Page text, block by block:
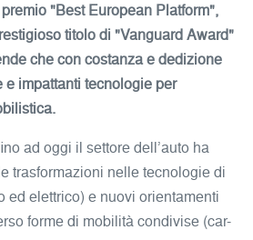
"Best European Platform",
titolo di "Vanguard Award"
che con costanza e dedizione
impattanti tecnologie per
ad oggi il settore dell’auto ha
trasformazioni nelle tecnologie di
ed elettrico) e nuovi orientamenti
forme di mobilità condivise (car-